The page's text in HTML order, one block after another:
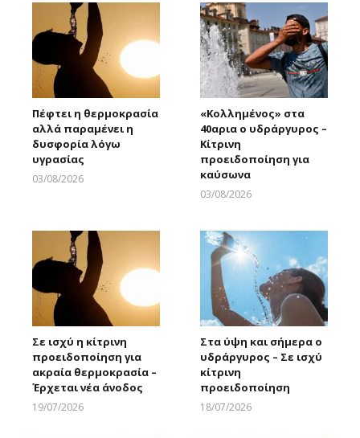
Πέφτει η θερμοκρασία
αλλά παραμένει η
δυσφορία λόγω
υγρασίας
03/08/2026
«Κολλημένος» στα
40αρια ο υδράργυρος –
Κίτρινη
προειδοποίηση για
καύσωνα
03/08/2026
Σε ισχύ η κίτρινη
προειδοποίηση για
ακραία θερμοκρασία –
Έρχεται νέα άνοδος
19/07/2026
Στα ύψη και σήμερα ο
υδράργυρος – Σε ισχύ
κίτρινη
προειδοποίηση
18/07/2026